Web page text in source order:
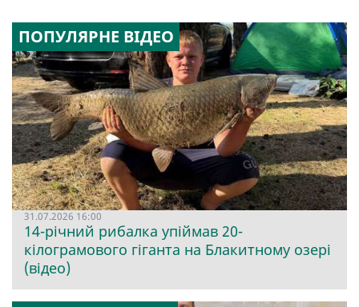
ПОПУЛЯРНЕ ВІДЕО
31.07.2026 16:00
14-річний рибалка упіймав 20-
кілограмового гіганта на Блакитному озері
(відео)